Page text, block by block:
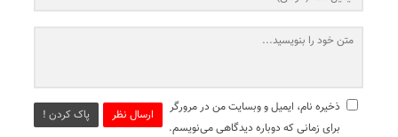
ارسال نظر پاک کردن !
ذخیره نام، ایمیل و وبسایت من در مرورگر
برای زمانی که دوباره دیدگاهی می‌نویسم.